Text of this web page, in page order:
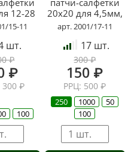
12-28
15-11
шт.
₽
₽
300 ₽
100
патчи-салфетки
20x20 для 4,5мм,
STRIXTAC
арт. 2001/17-11
17 шт.
300 ₽
150 ₽
РРЦ: 500 ₽
250
1000
50
100